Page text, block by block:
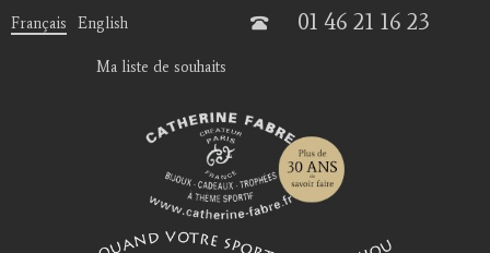
Français English 01 46 21 16 23
Ma liste de souhaits